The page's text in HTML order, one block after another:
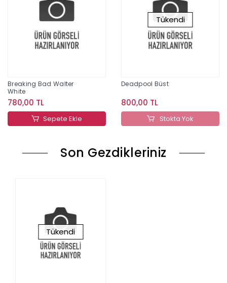
Breaking Bad Walter
White
780,00 TL
Sepete Ekle
Tükendi
Deadpool Büst
800,00 TL
Stokta Yok
Son Gezdikleriniz
Tükendi